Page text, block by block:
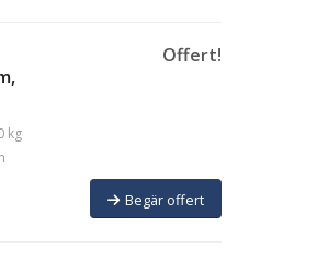
kg
Offert!
Begär offert